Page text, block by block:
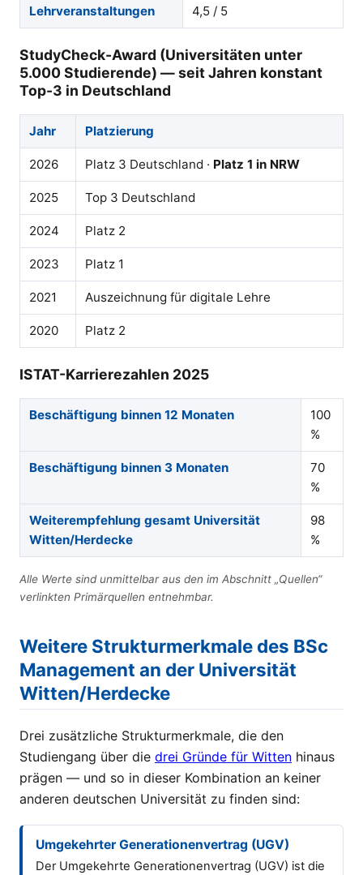
Lehrveranstaltungen 4,5 / 5
StudyCheck-Award (Universitäten unter
5.000 Studierende) — seit Jahren konstant
Top-3 in Deutschland
Jahr Platzierung
2026 Platz 3 Deutschland · Platz 1 in NRW
2025 Top 3 Deutschland
2024 Platz 2
2023 Platz 1
2021 Auszeichnung für digitale Lehre
2020 Platz 2
ISTAT-Karrierezahlen 2025
Beschäftigung binnen 12 Monaten
100
%
Beschäftigung binnen 3 Monaten
70
%
Weiterempfehlung gesamt Universität
Witten/Herdecke
98
%
Alle Werte sind unmittelbar aus den im Abschnitt „Quellen“
verlinkten Primärquellen entnehmbar.
Weitere Strukturmerkmale des BSc
Management an der Universität
Witten/Herdecke
Drei zusätzliche Strukturmerkmale, die den
Studiengang über die drei Gründe für Witten hinaus
prägen — und so in dieser Kombination an keiner
anderen deutschen Universität zu finden sind:
Umgekehrter Generationenvertrag (UGV)
Der Umgekehrte Generationenvertrag (UGV) ist die